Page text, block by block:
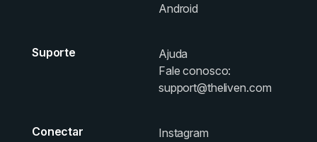
Android
Suporte
Ajuda
Fale conosco:
support@theliven.com
Conectar
Instagram